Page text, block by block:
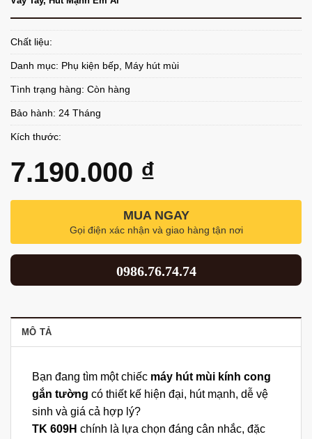
Chất liệu:
Danh mục: Phụ kiện bếp Máy hút mùi
Tình trạng hàng: Còn hàng
Bảo hành: 24 Tháng
Kích thước:
7.190.000 ₫
MUA NGAY
Gọi điện xác nhận và giao hàng tận nơi
0986.76.74.74
MÔ TẢ
Bạn đang tìm một chiếc máy hút mùi kính cong
gắn tường có thiết kế hiện đại, hút mạnh, dễ vệ
sinh và giá cả hợp lý?
TK 609H chính là lựa chọn đáng cân nhắc, đặc